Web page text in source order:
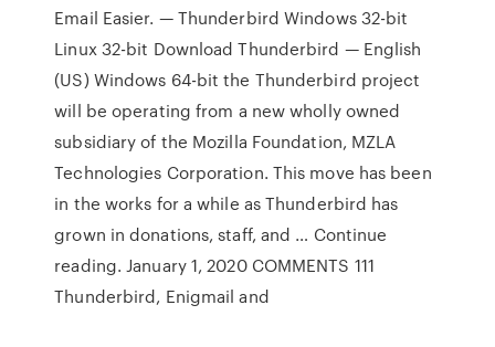
Email Easier. — Thunderbird Windows 32-bit
Linux 32-bit Download Thunderbird — English
(US) Windows 64-bit the Thunderbird project
will be operating from a new wholly owned
subsidiary of the Mozilla Foundation, MZLA
Technologies Corporation. This move has been
in the works for a while as Thunderbird has
grown in donations, staff, and … Continue
reading. January 1, 2020 COMMENTS 111
Thunderbird, Enigmail and